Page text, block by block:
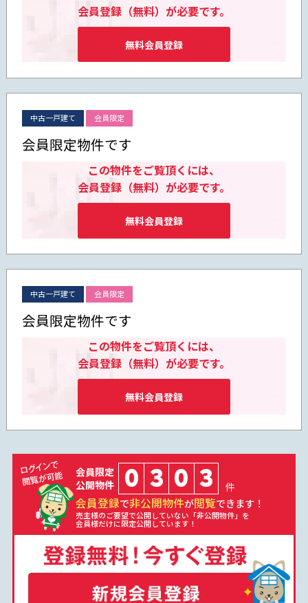
会員登録（無料）が必要です。
無料会員登録
中古一戸建て 会員限定
会員限定物件です
この物件をご覧頂くには、
会員登録（無料）が必要です。
無料会員登録
中古一戸建て 会員限定
会員限定物件です
この物件をご覧頂くには、
会員登録（無料）が必要です。
無料会員登録
会員限定
公開物件
0 3 0 3 件
会員登録で非公開物件が閲覧できます！
売主様のご要望で公開していない「非公開物件」を
会員様だけに限定公開しています！